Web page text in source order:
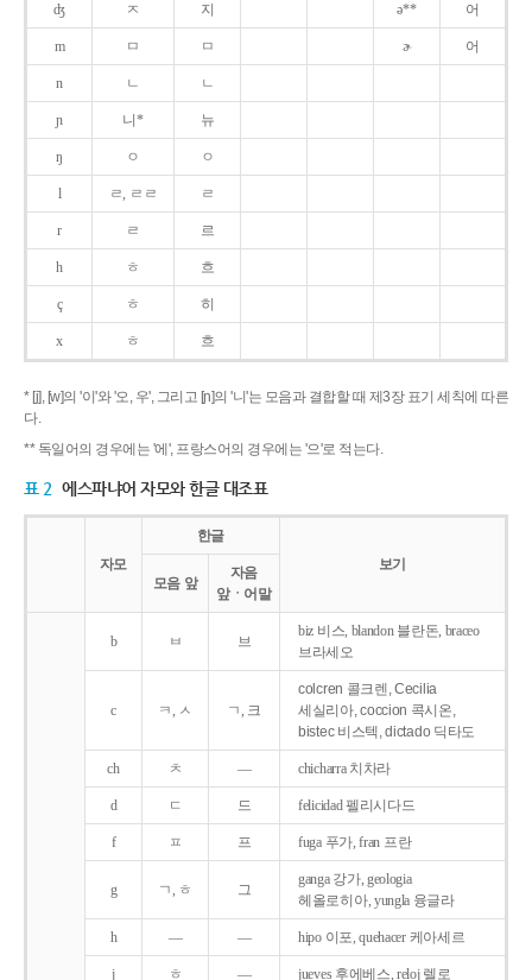
ʤ ㅈ 지 ə** 어
m ㅁ ㅁ ɚ 어
n ㄴ ㄴ
ɲ 니* 뉴
ŋ ㅇ ㅇ
l ㄹ, ㄹㄹ ㄹ
r ㄹ 르
h ㅎ 흐
ç ㅎ 히
x ㅎ 흐
* [j], [w]의 '이'와 '오, 우', 그리고 [ɲ]의 '니'는 모음과 결합할 때 제3장 표기 세칙에 따른
다.
** 독일어의 경우에는 '에', 프랑스어의 경우에는 '으'로 적는다.
표 2 에스파냐어 자모와 한글 대조표
자모
한글
보기
모음 앞
자음
앞ㆍ어말
b ㅂ 브
biz 비스, blandon 블란돈, braceo
브라세오
c ㅋ, ㅅ ㄱ, 크
colcren 콜크렌, Cecilia
세실리아, coccion 콕시온,
bistec 비스텍, dictado 딕타도
ch ㅊ ― chicharra 치차라
d ㄷ 드 felicidad 펠리시다드
f ㅍ 프 fuga 푸가, fran 프란
g ㄱ, ㅎ 그
ganga 강가, geologia
헤올로히아, yungla 융글라
h ― ― hipo 이포, quehacer 케아세르
j ㅎ ― jueves 후에베스, reloj 렐로